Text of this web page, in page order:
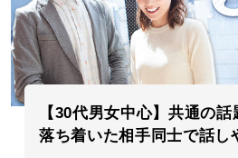
【30代男女中心】共通の話
落ち着いた相手同士で話